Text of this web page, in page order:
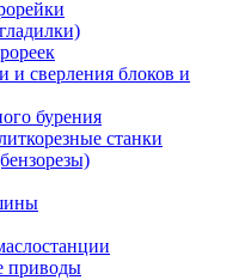
и сверления блоков и
бурения
станки
приводы